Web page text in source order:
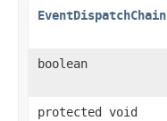
EventDispatchChain
boolean
protected void